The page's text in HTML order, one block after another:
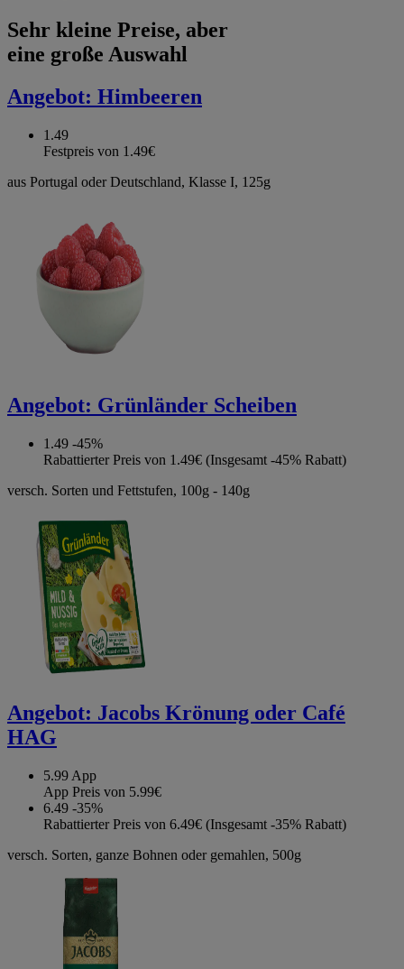
Sehr kleine Preise, aber
eine große Auswahl
Angebot: Himbeeren
1.49
Festpreis von 1.49€
aus Portugal oder Deutschland, Klasse I, 125g
Angebot: Grünländer Scheiben
1.49 -45%
Rabattierter Preis von 1.49€ (Insgesamt -45% Rabatt)
versch. Sorten und Fettstufen, 100g - 140g
Angebot: Jacobs Krönung oder Café
HAG
5.99 App
App Preis von 5.99€
6.49 -35%
Rabattierter Preis von 6.49€ (Insgesamt -35% Rabatt)
versch. Sorten, ganze Bohnen oder gemahlen, 500g